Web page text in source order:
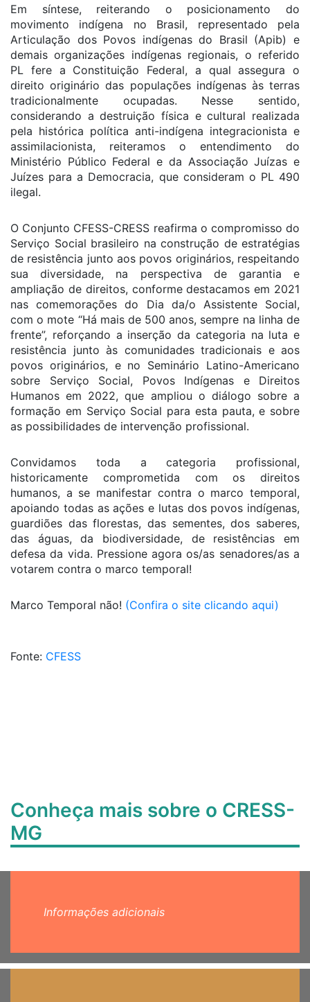
Em síntese, reiterando o posicionamento do
movimento indígena no Brasil, representado pela
Articulação dos Povos indígenas do Brasil (Apib) e
demais organizações indígenas regionais, o referido
PL fere a Constituição Federal, a qual assegura o
direito originário das populações indígenas às terras
tradicionalmente ocupadas. Nesse sentido,
considerando a destruição física e cultural realizada
pela histórica política anti-indígena integracionista e
assimilacionista, reiteramos o entendimento do
Ministério Público Federal e da Associação Juízas e
Juízes para a Democracia, que consideram o PL 490
ilegal.
O Conjunto CFESS-CRESS reafirma o compromisso do
Serviço Social brasileiro na construção de estratégias
de resistência junto aos povos originários, respeitando
sua diversidade, na perspectiva de garantia e
ampliação de direitos, conforme destacamos em 2021
nas comemorações do Dia da/o Assistente Social,
com o mote “Há mais de 500 anos, sempre na linha de
frente”, reforçando a inserção da categoria na luta e
resistência junto às comunidades tradicionais e aos
povos originários, e no Seminário Latino-Americano
sobre Serviço Social, Povos Indígenas e Direitos
Humanos em 2022, que ampliou o diálogo sobre a
formação em Serviço Social para esta pauta, e sobre
as possibilidades de intervenção profissional.
Convidamos toda a categoria profissional,
historicamente comprometida com os direitos
humanos, a se manifestar contra o marco temporal,
apoiando todas as ações e lutas dos povos indígenas,
guardiões das florestas, das sementes, dos saberes,
das águas, da biodiversidade, de resistências em
defesa da vida. Pressione agora os/as senadores/as a
votarem contra o marco temporal!
Marco Temporal não! (Confira o site clicando aqui)
Fonte: CFESS
Conheça mais sobre o CRESS-
MG
Informações adicionais